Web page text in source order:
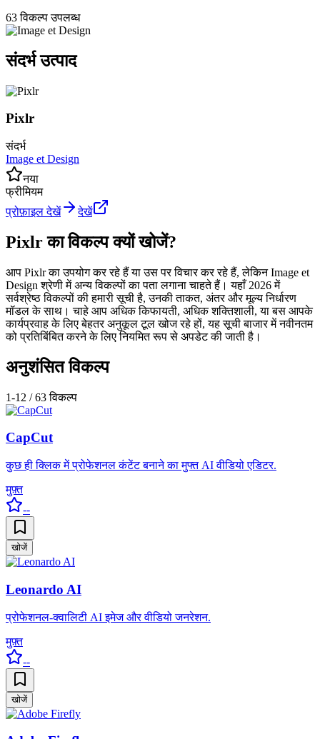
63 विकल्प उपलब्ध
संदर्भ उत्पाद
Pixlr
संदर्भ
Image et Design
नया
फ्रीमियम
प्रोफ़ाइल देखें
देखें
Pixlr का विकल्प क्यों खोजें?
आप Pixlr का उपयोग कर रहे हैं या उस पर विचार कर रहे हैं, लेकिन Image et
Design श्रेणी में अन्य विकल्पों का पता लगाना चाहते हैं। यहाँ 2026 में
सर्वश्रेष्ठ विकल्पों की हमारी सूची है, उनकी ताकत, अंतर और मूल्य निर्धारण
मॉडल के साथ। चाहे आप अधिक किफायती, अधिक शक्तिशाली, या बस आपके
कार्यप्रवाह के लिए बेहतर अनुकूल टूल खोज रहे हों, यह सूची बाजार में नवीनतम
को प्रतिबिंबित करने के लिए नियमित रूप से अपडेट की जाती है।
अनुशंसित विकल्प
1-12 / 63 विकल्प
CapCut
कुछ ही क्लिक में प्रोफेशनल कंटेंट बनाने का मुफ्त AI वीडियो एडिटर.
मुफ़्त
--
खोजें
Leonardo AI
प्रोफेशनल-क्वालिटी AI इमेज और वीडियो जनरेशन.
मुफ़्त
--
खोजें